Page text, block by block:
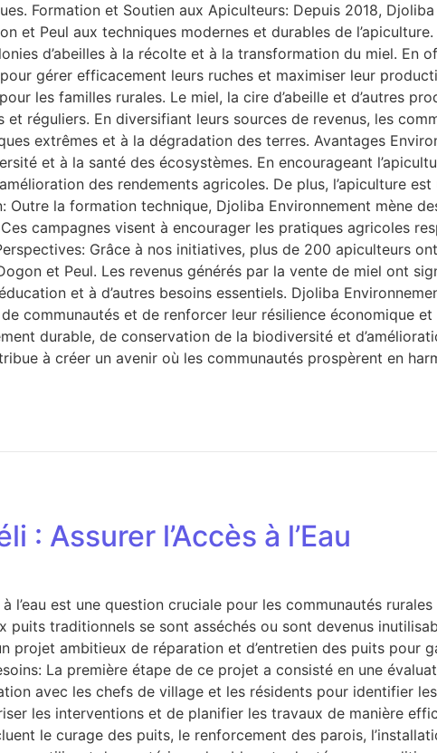
Formation et Soutien aux Apiculteurs: Depuis 2018,
et Peul aux techniques modernes et durables de
d’abeilles à la récolte et à la transformation du miel. En
gérer efficacement leurs ruches et maximiser leur
les familles rurales. Le miel, la cire d’abeille et d’autres
réguliers. En diversifiant leurs sources de revenus, les
extrêmes et à la dégradation des terres. Avantages
et à la santé des écosystèmes. En encourageant
des rendements agricoles. De plus, l’apiculture
la formation technique, Djoliba Environnement mène
campagnes visent à encourager les pratiques agricoles
Grâce à nos initiatives, plus de 200 apiculteurs
et Peul. Les revenus générés par la vente de miel ont
et à d’autres besoins essentiels. Djoliba
communautés et de renforcer leur résilience économique
durable, de conservation de la biodiversité et
à créer un avenir où les communautés prospèrent en
: Assurer l’Accès à l’Eau
à l’eau est une question cruciale pour les communautés
traditionnels se sont asséchés ou sont devenus
projet ambitieux de réparation et d’entretien des puits pour
La première étape de ce projet a consisté en une
avec les chefs de village et les résidents pour identifier
les interventions et de planifier les travaux de manière
le curage des puits, le renforcement des parois,